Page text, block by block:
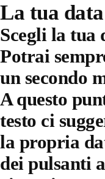
La tua
Scegli la tua
Potrai
un secondo
A questo
testo ci
la propria
dei pulsanti